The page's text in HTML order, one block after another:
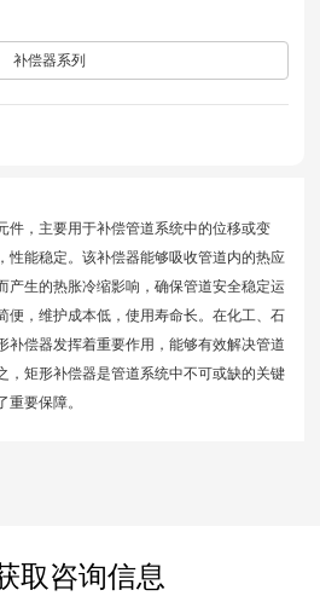
件，主要用于补偿管道系统中的位移或变
性能稳定。该补偿器能够吸收管道内的热应
产生的热胀冷缩影响，确保管道安全稳定运
便，维护成本低，使用寿命长。在化工、石
补偿器发挥着重要作用，能够有效解决管道
，矩形补偿器是管道系统中不可或缺的关键
要保障。
补偿器系列
取咨询信息